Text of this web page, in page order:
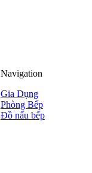
Navigation
Gia Dụng
Phòng Bếp
Đồ nấu bếp